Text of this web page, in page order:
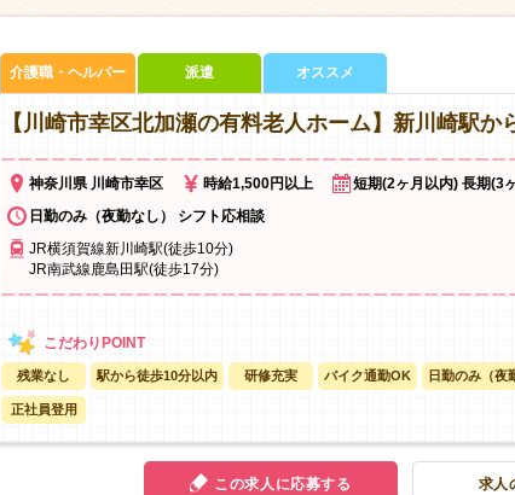
介護職・ヘルパー 派遣 オススメ
【川崎市幸区北加瀬の有料老人ホーム】新川崎駅か
神奈川県 川崎市幸区 時給1,500円以上
短期(2ヶ月以内) 長期(3
日勤のみ（夜勤なし） シフト応相談
JR横須賀線新川崎駅(徒歩10分)
JR南武線鹿島田駅(徒歩17分)
残業なし 駅から徒歩10分以内 研修充実 バイク通勤OK 日勤のみ（夜
正社員登用
この求人に応募する 求人